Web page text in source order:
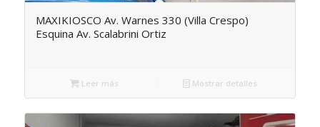
MAXIKIOSCO Av. Warnes 330 (Villa Crespo)
Esquina Av. Scalabrini Ortiz
Leer más Mostrar detalles